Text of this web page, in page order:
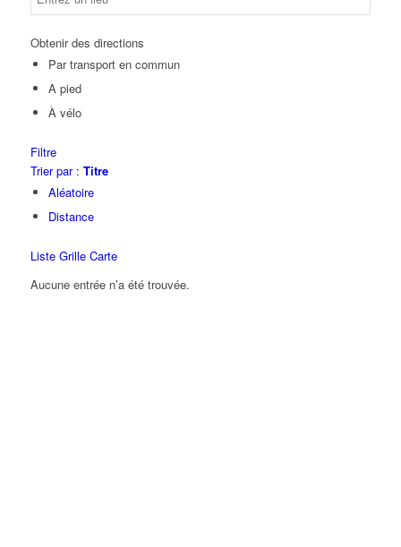
Obtenir des directions
Par transport en commun
A pied
À vélo
Filtre
Trier par : Titre
Aléatoire
Distance
Liste Grille Carte
Aucune entrée n’a été trouvée.